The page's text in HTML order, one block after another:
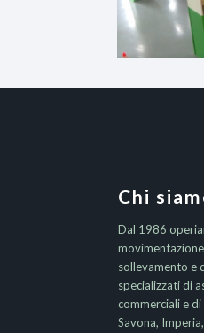
Chi
Dal 1986
sollevamento e
specializzati di
commerciali e
Savona,